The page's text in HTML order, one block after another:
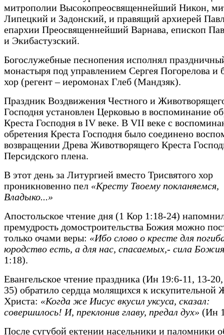
митрополии Высокопреосвященнейший Никон,
Липецкий и Задонский, и правящий архиерей
епархии Преосвященнейший Варнава, епископ
и Экибастузский.
Богослужебные песнопения исполнял
монастыря под управлением Сергея Погорелова и
хор (регент – иеромонах Глеб (Мандзяк).
Праздник Воздвижения Честного и
Господня установлен Церковью в воспоминание
Креста Господня в IV веке. В VII веке с
обретения Креста Господня было соединено
возвращении Древа Животворящего Креста
Персидского плена.
В этот день за Литургией вместо Трисвятого хор
проникновенно пел «Кресту Твоему покланяемся,
Владыко...»
Апостольское чтение дня (1 Кор 1:18-24)
премудрость домостроительства Божия можно
только очами веры: «Ибо слово о кресте для
юродство есть, а для нас, спасаемых,- сила
1:18).
Евангельское чтение праздника (Ин 19:6-11, 13-
35) обратило сердца молящихся к искупительной
Христа: «Когда же Иисус вкусил уксуса, сказал:
совершилось! И, преклонив главу, предал дух» (Ин
После сугубой ектении насельники и паломники